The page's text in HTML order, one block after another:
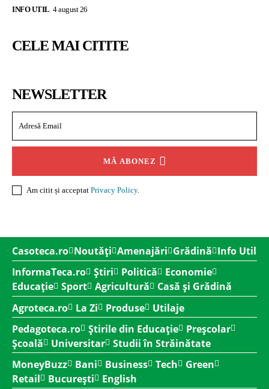
INFO UTIL 4 august 26
CELE MAI CITITE
NEWSLETTER
MĂ ABONEZ
Am citit și acceptat Privacy Policy.
Casoteca.ro Noutăți Amenajări Grădină Info Util
InformaTeca.ro Știri Politică
Economie
Educație Sport Agricultură
Casă și Grădină
Agroteca.ro
La Zi Produse
Utilaje
Pedagoteca.ro Știrile din Educație
Preșcolar
Școală
Universitar Studii în Străinătate
MoneyBuzz
Bani Business Tech
Green
Retail
București English